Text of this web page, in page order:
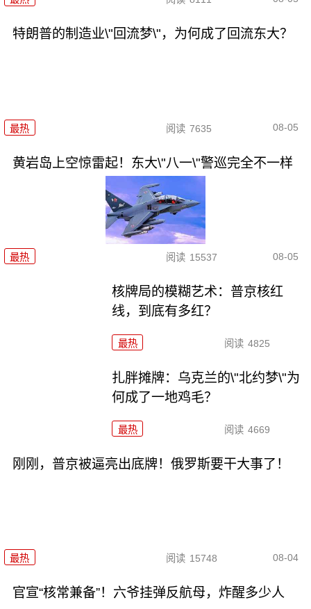
特朗普的制造业\"回流梦\"，为何成了回流东大？
最热 阅读 7635 08-05
黄岩岛上空惊雷起！东大\"八一\"警巡完全不一样
最热 阅读 15537 08-05
核牌局的模糊艺术：普京核红
线，到底有多红？
最热 阅读 4825
扎胖摊牌：乌克兰的\"北约梦\"为
何成了一地鸡毛？
最热 阅读 4669
刚刚，普京被逼亮出底牌！俄罗斯要干大事了！
最热 阅读 15748 08-04
官宣“核常兼备”！六爷挂弹反航母，炸醒多少人